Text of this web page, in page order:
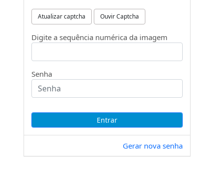
Atualizar captcha Ouvir Captcha
Digite a sequência numérica da imagem
Senha
Gerar nova senha